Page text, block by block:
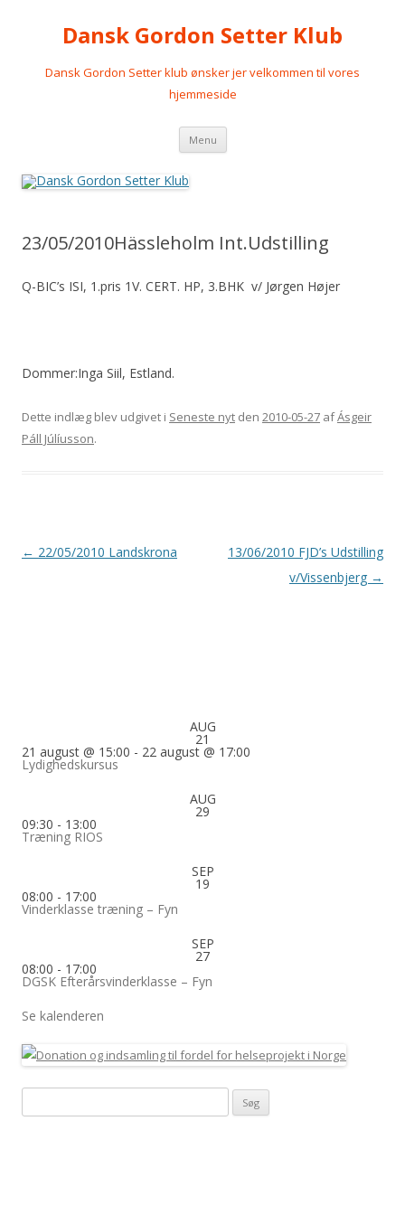
Dansk Gordon Setter Klub
Dansk Gordon Setter klub ønsker jer velkommen til vores
hjemmeside
Menu Videre
indhold
23/05/2010Hässleholm Int.Udstilling
Q-BIC’s ISI, 1.pris 1V. CERT. HP, 3.BHK v/ Jørgen Højer
Dommer:Inga Siil, Estland.
Dette indlæg blev udgivet i Seneste nyt den 2010-05-27 afÁsgeir
Páll Júlíusson.
Indlægsnavigation
← 22/05/2010 Landskrona
13/06/2010 FJD’s Udstilling
v/Vissenbjerg →
AUG
21
21 august @ 15:00 - 22 august @ 17:00
Lydighedskursus
AUG
29
09:30 - 13:00
Træning RIOS
SEP
19
08:00 - 17:00
Vinderklasse træning – Fyn
SEP
27
08:00 - 17:00
DGSK Efterårsvinderklasse – Fyn
Se kalenderen
efter: